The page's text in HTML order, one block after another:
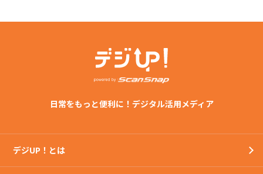
日常をもっと便利に！デジタル活用メディア
デジUP！とは